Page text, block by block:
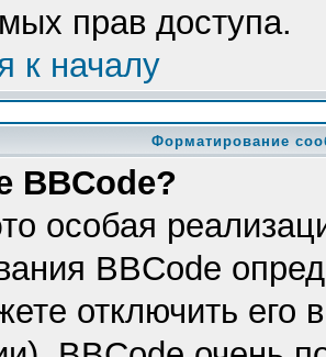
прав доступа.
к началу
Форматирование
BBCode?
особая
BBCode
отключить